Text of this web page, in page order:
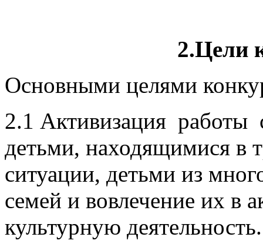
2.Цели
Основными целями
2.1 Активизация работы
детьми, находящимися в
ситуации, детьми из
семей и вовлечение их в
культурную деятельность.